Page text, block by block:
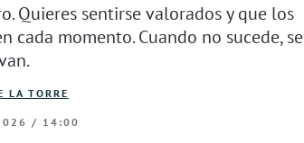
Quieres sentirse valorados y que los
cada momento. Cuando no sucede, se
LA TORRE
/ 14:00